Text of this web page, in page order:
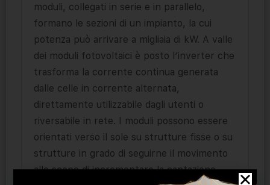
moduli, collegati in serie e in parallelo,
formano le sezioni di un impianto, la cui
potenza può arrivare a migliaia di kW. A valle
dei moduli fotovoltaici è posto l’inverter che
trasforma la corrente continua generata
dalle celle in corrente alternata,
direttamente utilizzabile dagli utenti o
riversabile in rete. I moduli possono essere
orientati verso il sole su strutture fisse o su
strutture in grado di seguirne il movimento
allo scopo di incrementare la captazione